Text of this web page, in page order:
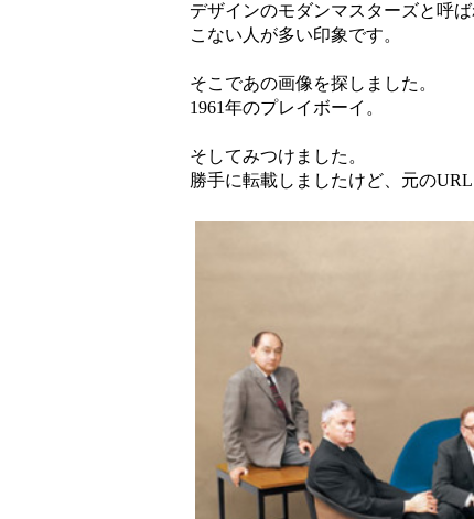
デザインのモダンマスターズと呼
こない人が多い印象です。
そこであの画像を探しました。
1961年のプレイボーイ。
そしてみつけました。
勝手に転載しましたけど、元のURL